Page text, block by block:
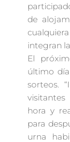
de
integran
El
último
sorteos.
hora y
para
urna